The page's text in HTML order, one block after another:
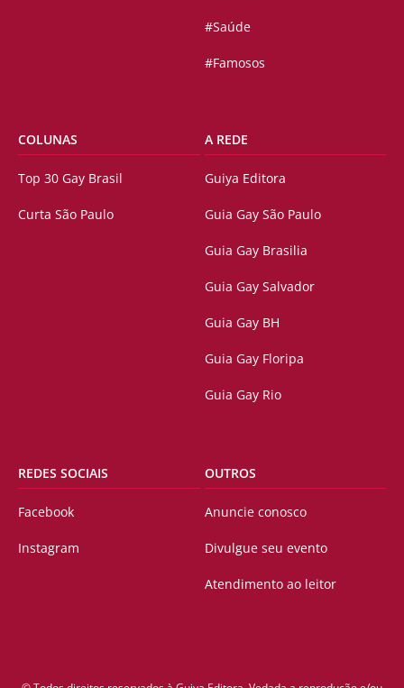
#Saúde
#Famosos
COLUNAS
Top 30 Gay Brasil
Curta São Paulo
A REDE
Guiya Editora
Guia Gay São Paulo
Guia Gay Brasilia
Guia Gay Salvador
Guia Gay BH
Guia Gay Floripa
Guia Gay Rio
REDES SOCIAIS
Facebook
Instagram
OUTROS
Anuncie conosco
Divulgue seu evento
Atendimento ao leitor